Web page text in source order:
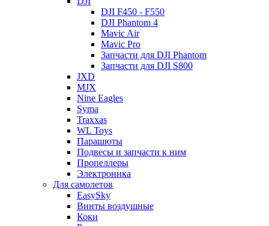
DJI F450 - F550
DJI Phantom 4
Mavic Air
Mavic Pro
Запчасти для DJI Phantom
Запчасти для DJI S800
JXD
MJX
Nine Eagles
Syma
Traxxas
WL Toys
Парашюты
Подвесы и запчасти к ним
Пропеллеры
Электроника
Для самолетов
EasySky
Винты воздушные
Коки